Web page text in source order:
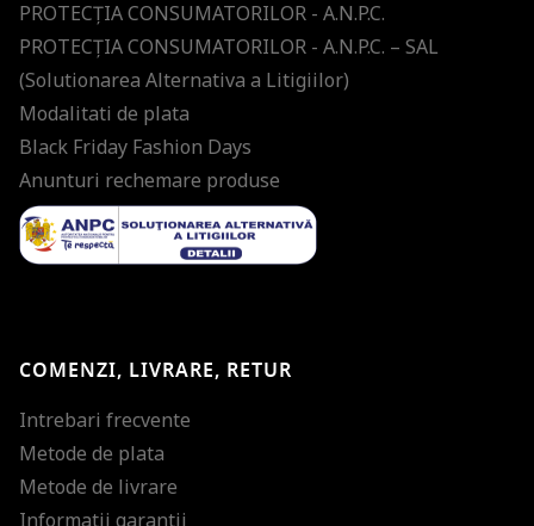
PROTECŢIA CONSUMATORILOR - A.N.P.C.
PROTECŢIA CONSUMATORILOR - A.N.P.C. – SAL
(Solutionarea Alternativa a Litigiilor)
Modalitati de plata
Black Friday Fashion Days
Anunturi rechemare produse
COMENZI, LIVRARE, RETUR
Intrebari frecvente
Metode de plata
Metode de livrare
Informatii garantii